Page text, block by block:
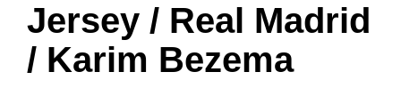
Jersey / Real Madrid
/ Karim Bezema